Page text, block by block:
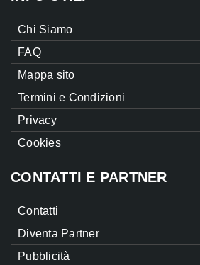
Chi Siamo
FAQ
Mappa sito
Termini e Condizioni
Privacy
Cookies
CONTATTI E PARTNER
Contatti
Diventa Partner
Pubblicità